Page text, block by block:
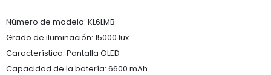
Número de modelo: KL6LMB
Grado de iluminación: 15000 lux
Característica: Pantalla OLED
Capacidad de la batería: 6600 mAh